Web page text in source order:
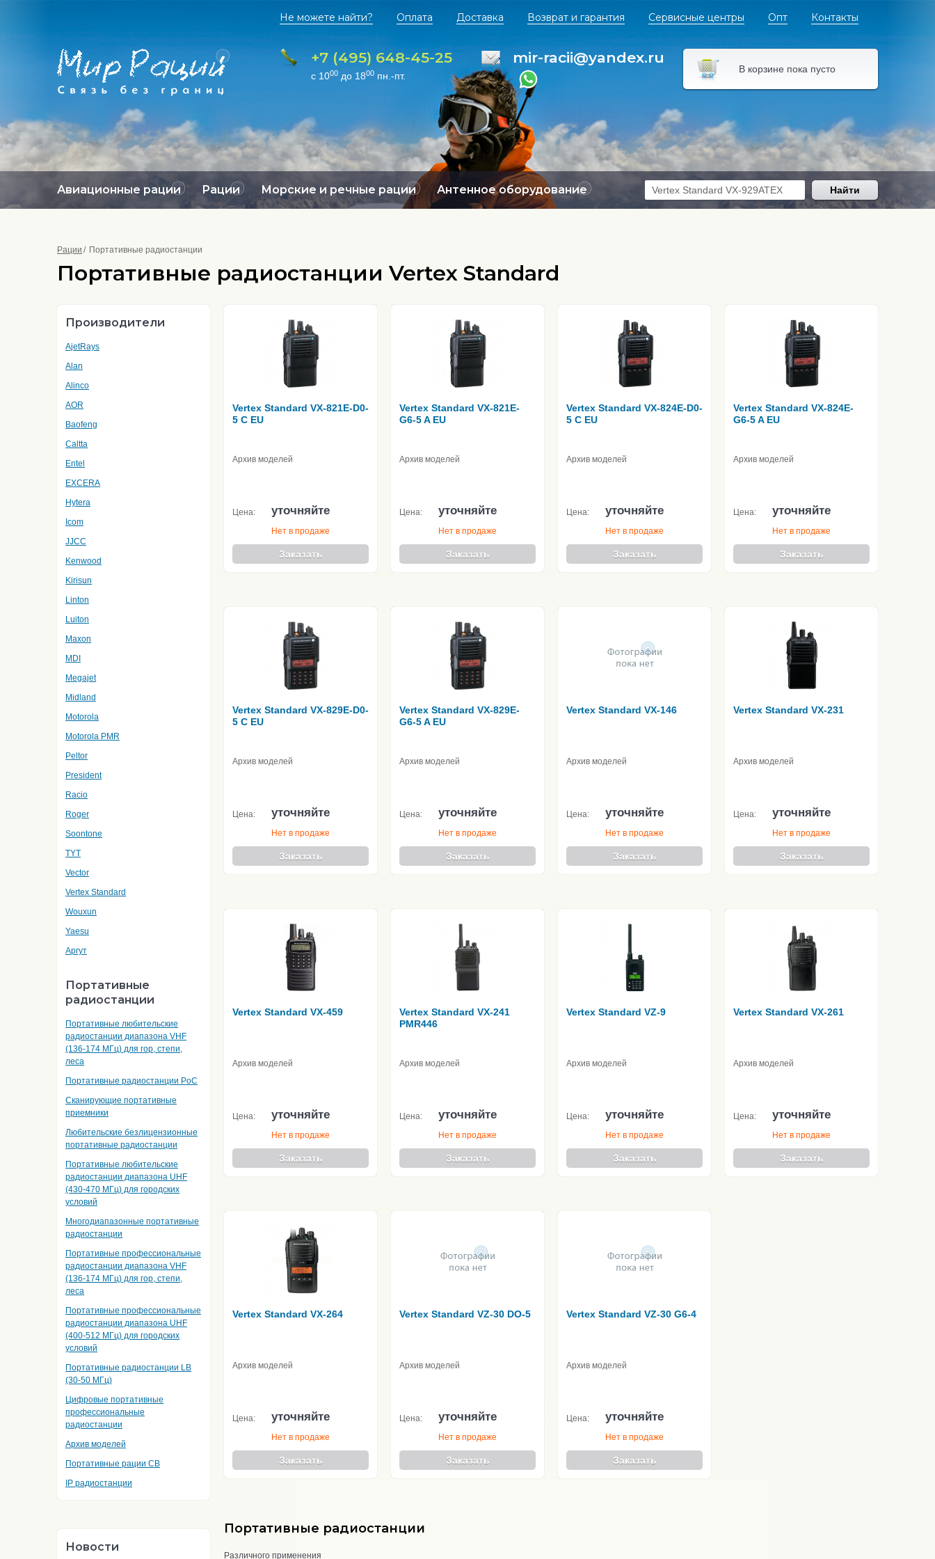
Не можете найти? Оплата Доставка Возврат и гарантия Сервисные центры Опт Контакты
+7 (495) 648-45-25
с 1000 до 1800 пн.-пт.
mir-racii@yandex.ru
В корзине пока пусто
Авиационные рации Рации Морские и речные рации Антенное оборудование Найти
Рации Портативные радиостанции
Портативные радиостанции Vertex Standard
Производители
AjetRays
Alan
Alinco
AOR
Baofeng
Caltta
Entel
EXCERA
Hytera
Icom
JJCC
Kenwood
Kirisun
Linton
Luiton
Maxon
MDI
Megajet
Midland
Motorola
Motorola PMR
Peltor
President
Racio
Roger
Soontone
TYT
Vector
Vertex Standard
Wouxun
Yaesu
Аргут
Портативные
радиостанции
Портативные любительские
радиостанции диапазона VHF
(136-174 МГц) для гор, степи,
леса
Портативные радиостанции PoC
Сканирующие портативные
приемники
Любительские безлицензионные
портативные радиостанции
Портативные любительские
радиостанции диапазона UHF
(430-470 МГц) для городских
условий
Многодиапазонные портативные
радиостанции
Портативные профессиональные
радиостанции диапазона VHF
(136-174 МГц) для гор, степи,
леса
Портативные профессиональные
радиостанции диапазона UHF
(400-512 МГц) для городских
условий
Портативные радиостанции LB
(30-50 МГц)
Цифровые портативные
профессиональные
радиостанции
Архив моделей
Портативные рации CB
IP радиостанции
Новости
Vertex Standard VX-821E-D0-
5 C EU
Архив моделей
Цена: уточняйте
Нет в продаже
Заказать
Vertex Standard VX-821E-
G6-5 A EU
Архив моделей
Цена: уточняйте
Нет в продаже
Заказать
Vertex Standard VX-824E-D0-
5 C EU
Архив моделей
Цена: уточняйте
Нет в продаже
Заказать
Vertex Standard VX-824E-
G6-5 A EU
Архив моделей
Цена: уточняйте
Нет в продаже
Заказать
Vertex Standard VX-829E-D0-
5 C EU
Архив моделей
Цена: уточняйте
Нет в продаже
Заказать
Vertex Standard VX-829E-
G6-5 A EU
Архив моделей
Цена: уточняйте
Нет в продаже
Заказать
Vertex Standard VX-146
Архив моделей
Цена: уточняйте
Нет в продаже
Заказать
Vertex Standard VX-231
Архив моделей
Цена: уточняйте
Нет в продаже
Заказать
Vertex Standard VX-459
Архив моделей
Цена: уточняйте
Нет в продаже
Заказать
Vertex Standard VX-241
PMR446
Архив моделей
Цена: уточняйте
Нет в продаже
Заказать
Vertex Standard VZ-9
Архив моделей
Цена: уточняйте
Нет в продаже
Заказать
Vertex Standard VX-261
Архив моделей
Цена: уточняйте
Нет в продаже
Заказать
Vertex Standard VX-264
Архив моделей
Цена: уточняйте
Нет в продаже
Заказать
Vertex Standard VZ-30 DO-5
Архив моделей
Цена: уточняйте
Нет в продаже
Заказать
Vertex Standard VZ-30 G6-4
Архив моделей
Цена: уточняйте
Нет в продаже
Заказать
Портативные радиостанции
Различного применения